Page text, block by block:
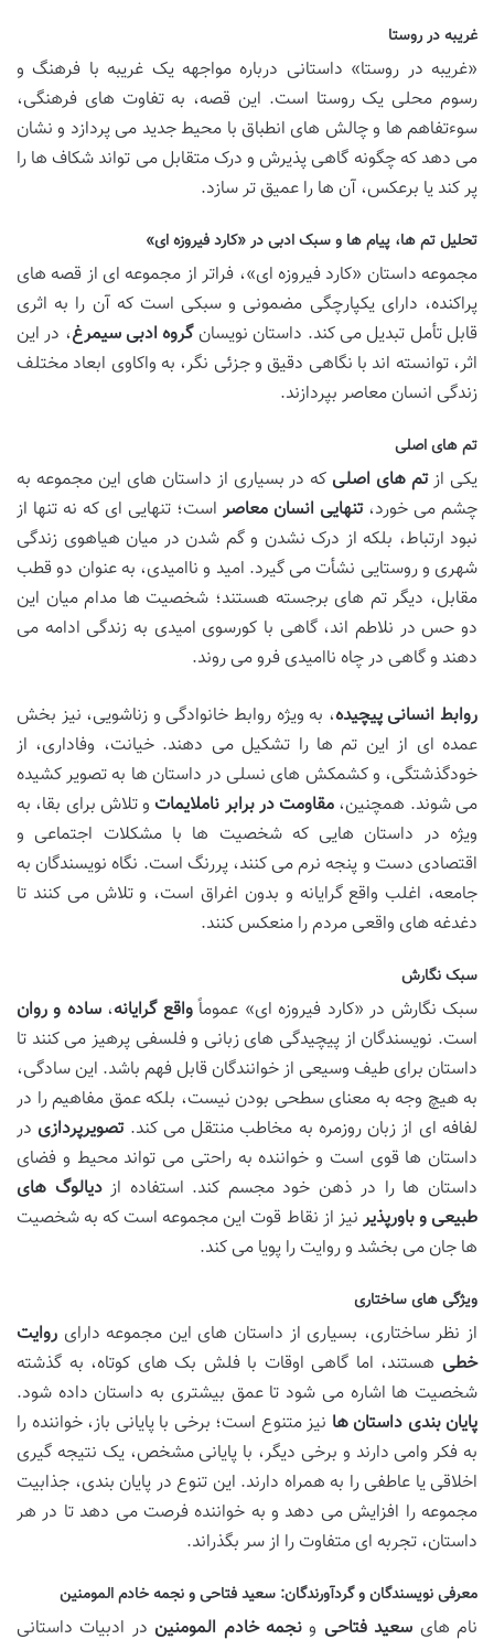
غریبه در روستا
«غریبه در روستا» داستانی درباره مواجهه یک غریبه با فرهنگ و
رسوم محلی یک روستا است. این قصه، به تفاوت های فرهنگی،
سوءتفاهم ها و چالش های انطباق با محیط جدید می پردازد و نشان
می دهد که چگونه گاهی پذیرش و درک متقابل می تواند شکاف ها را
پر کند یا برعکس، آن ها را عمیق تر سازد.
تحلیل تم ها، پیام ها و سبک ادبی در «کارد فیروزه ای»
مجموعه داستان «کارد فیروزه ای»، فراتر از مجموعه ای از قصه های
پراکنده، دارای یکپارچگی مضمونی و سبکی است که آن را به اثری
قابل تأمل تبدیل می کند. داستان نویسانگروه ادبی سیمرغ، در این
اثر، توانسته اند با نگاهی دقیق و جزئی نگر، به واکاوی ابعاد مختلف
زندگی انسان معاصر بپردازند.
تم های اصلی
یکی ازتم های اصلی که در بسیاری از داستان های این مجموعه به
چشم می خورد،تنهایی انسان معاصر است؛ تنهایی ای که نه تنها از
نبود ارتباط، بلکه از درک نشدن و گم شدن در میان هیاهوی زندگی
شهری و روستایی نشأت می گیرد. امید و ناامیدی، به عنوان دو قطب
مقابل، دیگر تم های برجسته هستند؛ شخصیت ها مدام میان این
دو حس در نلاطم اند، گاهی با کورسوی امیدی به زندگی ادامه می
دهند و گاهی در چاه ناامیدی فرو می روند.
روابط انسانی پیچیده، به ویژه روابط خانوادگی و زناشویی، نیز بخش
عمده ای از این تم ها را تشکیل می دهند. خیانت، وفاداری، از
خودگذشتگی، و کشمکش های نسلی در داستان ها به تصویر کشیده
می شوند. همچنین، مقاومت در برابر ناملایمات و تلاش برای بقا، به
ویژه در داستان هایی که شخصیت ها با مشکلات اجتماعی و
اقتصادی دست و پنجه نرم می کنند، پررنگ است. نگاه نویسندگان به
جامعه، اغلب واقع گرایانه و بدون اغراق است، و تلاش می کنند تا
دغدغه های واقعی مردم را منعکس کنند.
سبک نگارش
سبک نگارش در «کارد فیروزه ای» عموماًواقع گرایانه،ساده و روان
است. نویسندگان از پیچیدگی های زبانی و فلسفی پرهیز می کنند تا
داستان برای طیف وسیعی از خوانندگان قابل فهم باشد. این سادگی،
به هیچ وجه به معنای سطحی بودن نیست، بلکه عمق مفاهیم را در
لفافه ای از زبان روزمره به مخاطب منتقل می کند.تصویرپردازی در
داستان ها قوی است و خواننده به راحتی می تواند محیط و فضای
داستان ها را در ذهن خود مجسم کند. استفاده ازدیالوگ های
طبیعی و باورپذیر نیز از نقاط قوت این مجموعه است که به شخصیت
ها جان می بخشد و روایت را پویا می کند.
ویژگی های ساختاری
از نظر ساختاری، بسیاری از داستان های این مجموعه دارای روایت
خطی هستند، اما گاهی اوقات با فلش بک های کوتاه، به گذشته
شخصیت ها اشاره می شود تا عمق بیشتری به داستان داده شود.
پایان بندی داستان ها نیز متنوع است؛ برخی با پایانی باز، خواننده را
به فکر وامی دارند و برخی دیگر، با پایانی مشخص، یک نتیجه گیری
اخلاقی یا عاطفی را به همراه دارند. این تنوع در پایان بندی، جذابیت
مجموعه را افزایش می دهد و به خواننده فرصت می دهد تا در هر
داستان، تجربه ای متفاوت را از سر بگذراند.
معرفی نویسندگان و گردآورندگان: سعید فتاحی و نجمه خادم المومنین
نام های سعید فتاحی و نجمه خادم المومنین در ادبیات داستانی